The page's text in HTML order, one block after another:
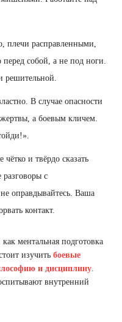
плечи расправленными,
собой, а не под ноги.
решительной.
В случае опасности
а боевым кличем.
чётко и твёрдо сказать
разговоры с
оправдывайтесь. Ваша
контакт.
ментальная подготовка
изучить боевые
и дисциплину
внутренний